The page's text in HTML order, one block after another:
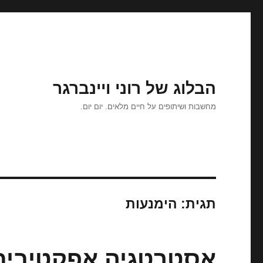
הבלוג של רוני ויינברגר
מחשבות ושיתופים על חיים מלאים. יום יום.
תגית: הימנעות